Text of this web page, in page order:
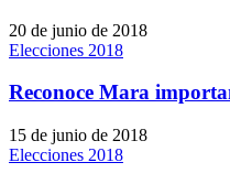
20 de junio de 2018
Elecciones 2018
Reconoce Mara
15 de junio de 2018
Elecciones 2018